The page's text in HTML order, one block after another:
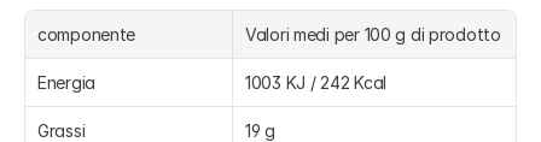
componente Valori medi per 100 g di prodotto
Energia 1003 KJ / 242 Kcal
Grassi 19 g